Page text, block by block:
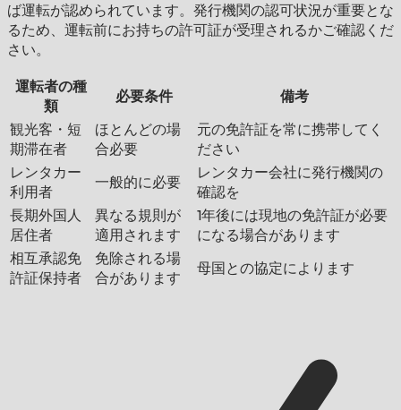
ば運転が認められています。発行機関の認可状況が重要とな
るため、運転前にお持ちの許可証が受理されるかご確認くだ
さい。
運転者の種
類
必要条件
備考
観光客・短
期滞在者
ほとんどの場
合必要
元の免許証を常に携帯してく
ださい
レンタカー
利用者
一般的に必要
レンタカー会社に発行機関の
確認を
長期外国人
居住者
異なる規則が
適用されます
1年後には現地の免許証が必要
になる場合があります
相互承認免
許証保持者
免除される場
合があります
母国との協定によります